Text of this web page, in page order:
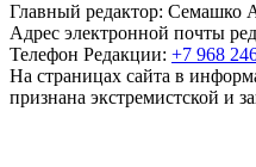
Главный редактор: Семашко
Адрес электронной почты
Телефон Редакции: +7 968
На страницах сайта в
признана экстремистской и